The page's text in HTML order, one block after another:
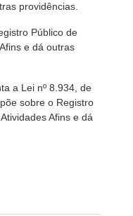
providências.
Público de
e dá outras
a Lei nº 8.934, de
sobre o Registro
Afins e dá